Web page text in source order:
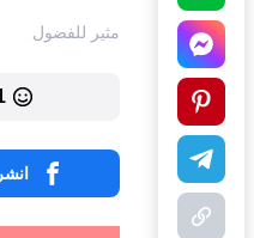
مثير للفضول